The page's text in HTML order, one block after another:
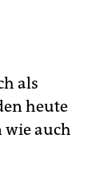
als
heute
wie auch